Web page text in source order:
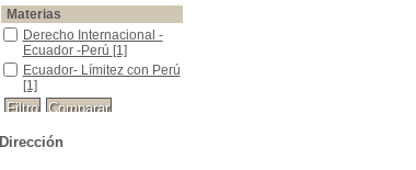
Materias
Derecho Internacional -Ecuador -Perú
Derecho Internacional -
Ecuador -Perú [1]
Ecuador- Límitez con Perú
Ecuador- Límitez con Perú
[1]
Dirección